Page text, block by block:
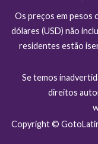
Os preços em pesos
dólares (USD) não
residentes estão
Se temos
direitos
Copyright ©